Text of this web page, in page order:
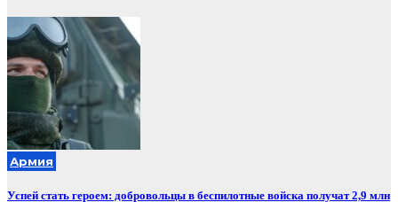
Армия
Успей стать героем: добровольцы в беспилотные войска получат 2,9 млн